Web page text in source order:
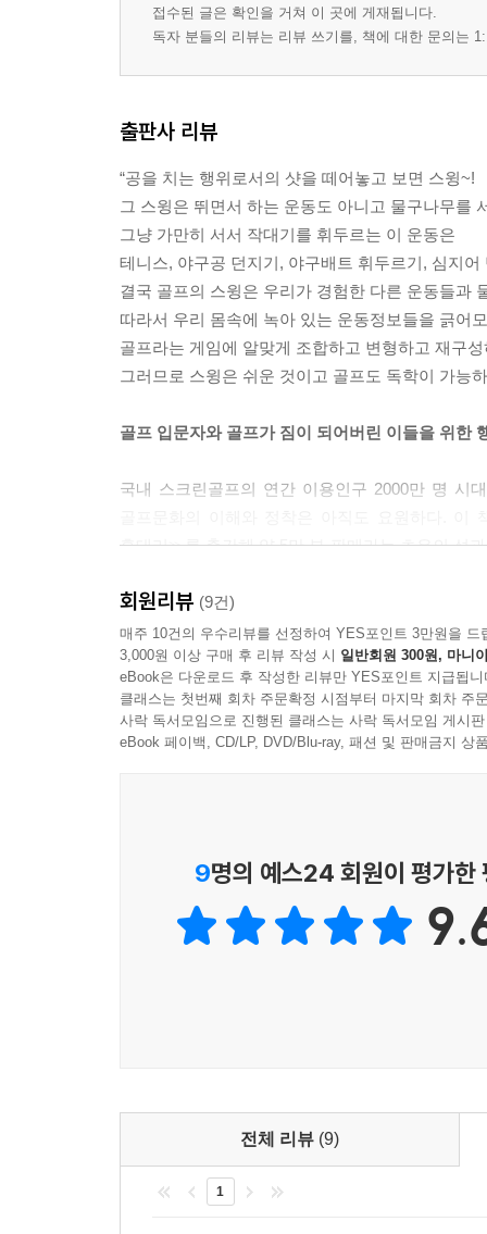
접수된 글은 확인을 거쳐 이 곳에 게재됩니다.
독자 분들의 리뷰는 리뷰 쓰기를, 책에 대한 문의는
출판사 리뷰
“공을 치는 행위로서의 샷을 떼어놓고 보면 스윙~!
그 스윙은 뛰면서 하는 운동도 아니고 물구나무를
그냥 가만히 서서 작대기를 휘두르는 이 운동은
테니스, 야구공 던지기, 야구배트 휘두르기, 심지
결국 골프의 스윙은 우리가 경험한 다른 운동들과
따라서 우리 몸속에 녹아 있는 운동정보들을 긁어
골프라는 게임에 알맞게 조합하고 변형하고 재구
그러므로 스윙은 쉬운 것이고 골프도 독학이 가능
골프 입문자와 골프가 짐이 되어버린 이들을 위한
국내 스크린골프의 연간 이용인구 2000만 명 시
홍대리≫를 출간해 약 5만 부 판매라는 초유의 성
접근하는 것이 좋을까’에 맞춰 꼼꼼하고 세밀하게
그리고 골프가 짐이 되어버린 사람들을 위한 ‘7주
이 책에는 전통적인 골프 레슨이나 골프 관련서
있다. 저자는 우리가 알고 있는 스포츠나 놀이인
종횡무진 시공간을 넘나드는 능란한 화법으로 골
돕는 최고의 자습서로서 전혀 손색이 없을 것이다.
레슨이 필요 없는 독학골프
배울 수 있는 비법들을 공개하고 혼자 하는 외로
전혀 복잡하지 않기 때문이다. 예를 들면 스윙은
테니스나 야구배트 휘두르기 같은 경험의 연장
어렵기만 한 게 아니고 골프도 독학이 가능하다
회원리뷰 (9건)
매주 10건의 우수리뷰를 선정하여 YES포인트 3만원을 드
3,000원 이상 구매 후 리뷰 작성 시 일반회원 300원, 마니
eBook은 다운로드 후 작성한 리뷰만 YES포인트 지급됩니
클래스는 첫번째 회차 주문확정 시점부터 마지막 회차 주
사락 독서모임으로 진행된 클래스는 사락 독서모임 게시
eBook 페이백, CD/LP, DVD/Blu-ray, 패션 및 판매금지 상
9명의 예스24 회원이 평가한
전체 리뷰 (9)
1